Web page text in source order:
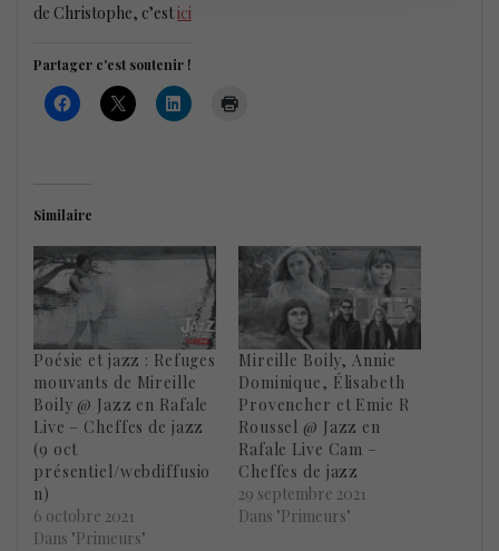
de Christophe, c’estici
Partager c'est soutenir !
Similaire
Poésie et jazz : Refuges
mouvants de Mireille
Boily @ Jazz en Rafale
Live – Cheffes de jazz
(9 oct
présentiel/webdiffusio
n)
6 octobre 2021
Dans "Primeurs"
Mireille Boily, Annie
Dominique, Élisabeth
Provencher et Emie R
Roussel @ Jazz en
Rafale Live Cam –
Cheffes de jazz
29 septembre 2021
Dans "Primeurs"